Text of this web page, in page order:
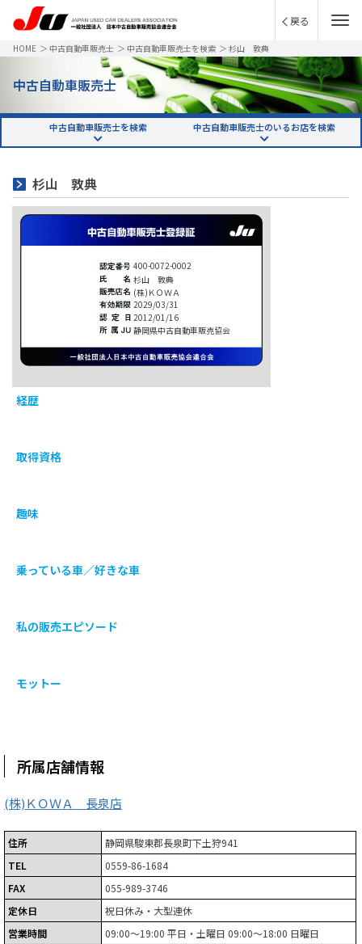
戻る
HOME ＞ 中古自動車販売士 ＞ 中古自動車販売士を検索 ＞ 杉山 敦典
中古自動車販売士
中古自動車販売士を検索 中古自動車販売士のいるお店を検索
杉山 敦典
400-0072-0002
杉山 敦典
(株)ＫＯＷＡ
2029/03/31
2012/01/16
静岡県中古自動車販売協会
経歴
取得資格
趣味
乗っている車／好きな車
私の販売エピソード
モットー
所属店舗情報
(株)ＫＯＷＡ 長泉店
住所
静岡県駿東郡長泉町下土狩941
TEL
0559-86-1684
FAX
055-989-3746
定休日
祝日休み・大型連休
営業時間
09:00～19:00 平日・土曜日 09:00～18:00 日曜日